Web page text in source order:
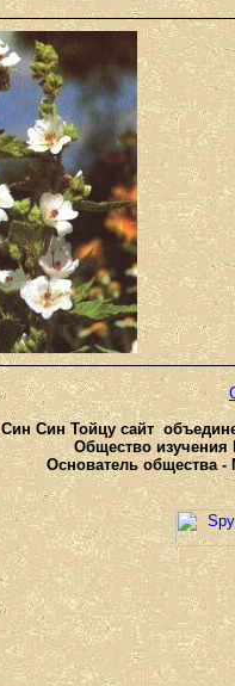
Син Син Тойцу сайт
Общество
Основатель общества -